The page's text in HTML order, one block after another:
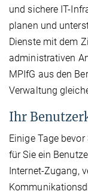
und sichere IT-
planen und
Dienste mit dem
administrativen
MPIfG aus den
Verwaltung
Ihr
Einige Tage
für Sie ein
Internet-Zugang,